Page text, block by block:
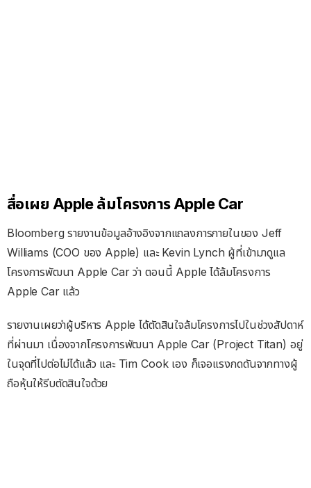
สื่อเผย Apple ล้มโครงการ Apple Car
Bloomberg รายงานข้อมูลอ้างอิงจากแถลงการภายในของ Jeff
Williams (COO ของ Apple) และ Kevin Lynch ผู้ที่เข้ามาดูแล
โครงการพัฒนา Apple Car ว่า ตอนนี้ Apple ได้ล้มโครงการ
Apple Car แล้ว
รายงานเผยว่าผู้บริหาร Apple ได้ตัดสินใจล้มโครงการไปในช่วงสัปดาห์
ที่ผ่านมา เนื่องจากโครงการพัฒนา Apple Car (Project Titan) อยู่
ในจุดที่ไปต่อไม่ได้แล้ว และ Tim Cook เอง ก็เจอแรงกดดันจากทางผู้
ถือหุ้นให้รีบตัดสินใจด้วย